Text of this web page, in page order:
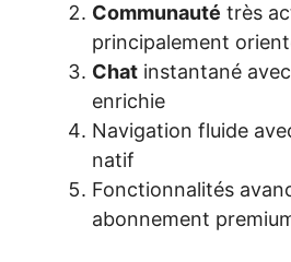
Communauté très
principalement
Chat instantané
enrichie
Navigation fluide
natif
Fonctionnalités
abonnement